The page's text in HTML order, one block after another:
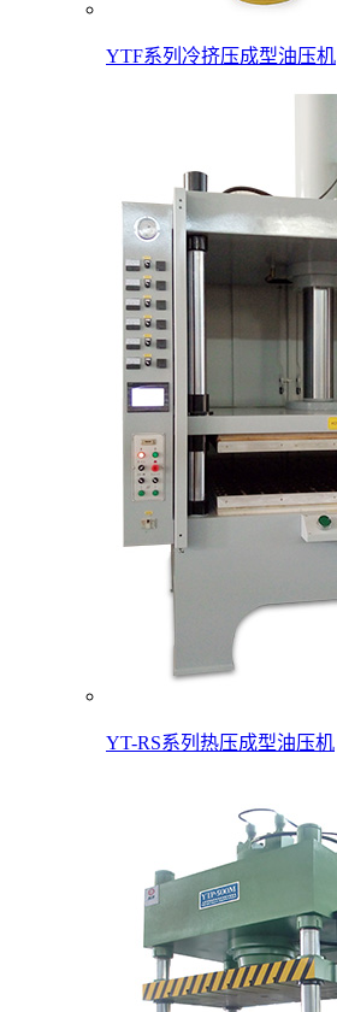
YTF系列冷挤压成型油压机
YT-RS系列热压成型油压机